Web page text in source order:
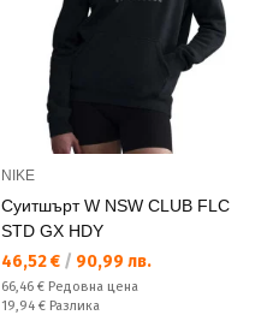
NIKE
Суитшърт W NSW CLUB FLC
STD GX HDY
Текуща цена:
46,52 € / 90,99 лв.
Редовна цена:
66,46 € Редовна цена
Спестявате:
19,94 € Разлика